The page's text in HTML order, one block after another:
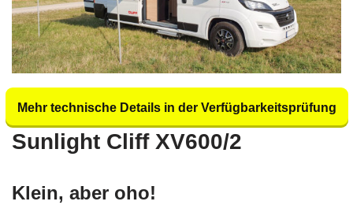
Mehr technische Details in der Verfügbarkeitsprüfung
Sunlight Cliff XV600/2
Klein, aber oho!